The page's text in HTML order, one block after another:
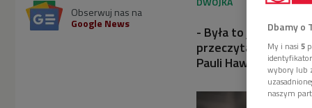
Obserwuj nas na
Google News
- Była to jedna z
przeczytałam –
Pauli Hawkins.
Dbamy o
My i nasi 5
wybory lub
naszym